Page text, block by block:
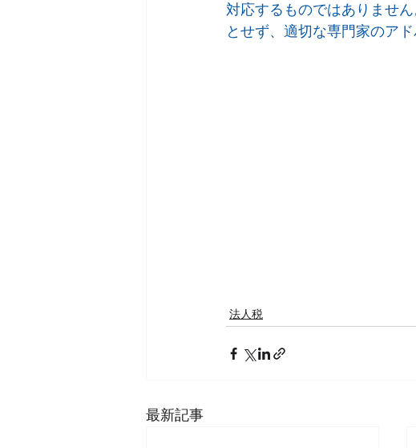
対応するものではありませ
とせず、適切な専門家のア
法人税
最新記事